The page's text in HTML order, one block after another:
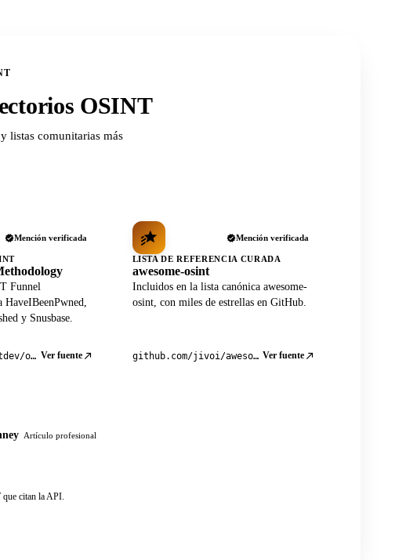
OSINT
listas comunitarias más
Mención verificada
Funnel
y Snusbase.
github.com/pdudotdev/ofm Ver fuente
Mención verificada
LISTA DE REFERENCIA CURADA
awesome-osint
Incluidos en la lista canónica awesome-
osint, con miles de estrellas en GitHub.
github.com/jivoi/awesome-osint Ver fuente
Artículo profesional
que citan la API.